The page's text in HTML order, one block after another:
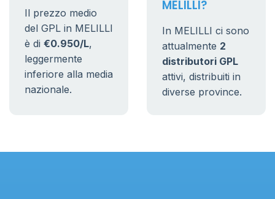
Il prezzo medio
del GPL in MELILLI
è di €0.950/L,
leggermente
inferiore alla media
nazionale.
MELILLI?
In MELILLI ci sono
attualmente 2
distributori GPL
attivi, distribuiti in
diverse province.